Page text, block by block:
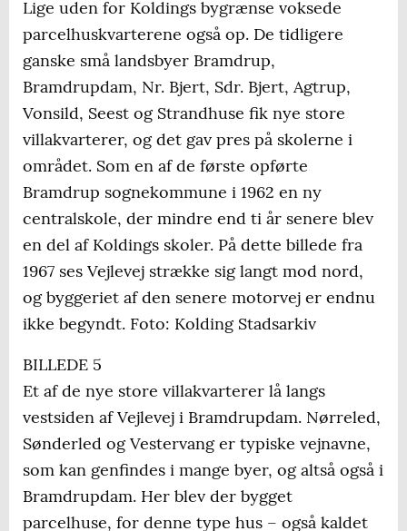
Lige uden for Koldings bygrænse voksede
parcelhuskvarterene også op. De tidligere
ganske små landsbyer Bramdrup,
Bramdrupdam, Nr. Bjert, Sdr. Bjert, Agtrup,
Vonsild, Seest og Strandhuse fik nye store
villakvarterer, og det gav pres på skolerne i
området. Som en af de første opførte
Bramdrup sognekommune i 1962 en ny
centralskole, der mindre end ti år senere blev
en del af Koldings skoler. På dette billede fra
1967 ses Vejlevej strække sig langt mod nord,
og byggeriet af den senere motorvej er endnu
ikke begyndt. Foto: Kolding Stadsarkiv
BILLEDE 5
Et af de nye store villakvarterer lå langs
vestsiden af Vejlevej i Bramdrupdam. Nørreled,
Sønderled og Vestervang er typiske vejnavne,
som kan genfindes i mange byer, og altså også i
Bramdrupdam. Her blev der bygget
parcelhuse, for denne type hus – også kaldet